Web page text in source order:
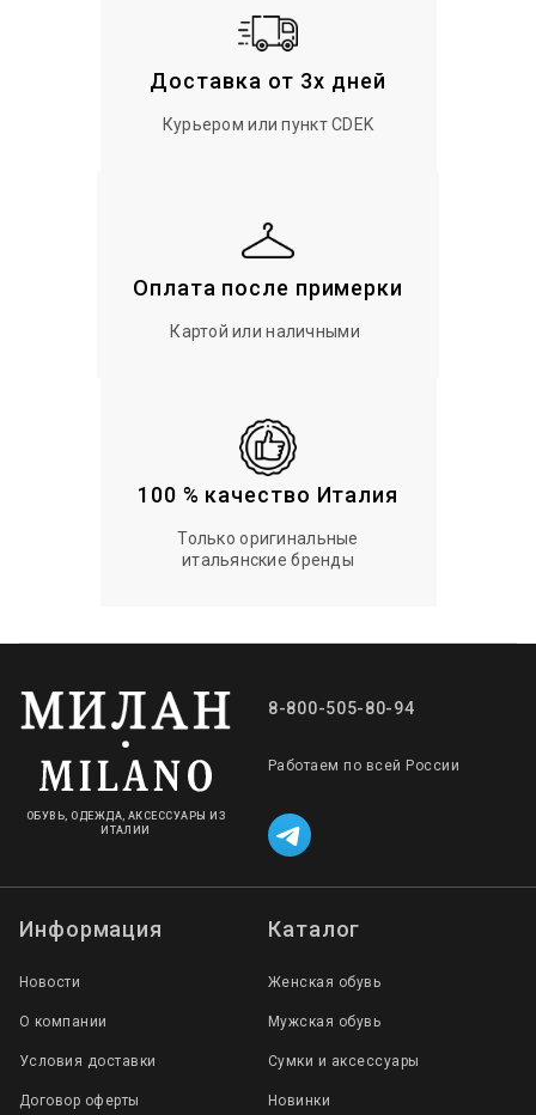
Доставка от 3х дней
Курьером или пункт CDEK
Оплата после примерки
Картой или наличными
100 % качество Италия
Только оригинальные
итальянские бренды
ОБУВЬ, ОДЕЖДА, АКСЕССУАРЫ ИЗ
ИТАЛИИ
8-800-505-80-94
Работаем по всей России
Информация
Новости
О компании
Условия доставки
Договор оферты
Каталог
Женская обувь
Мужская обувь
Сумки и аксессуары
Новинки